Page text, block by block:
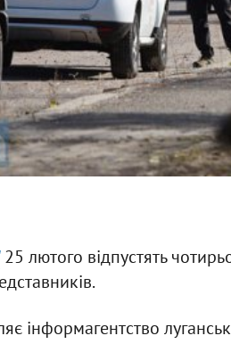
25 лютого відпустять
інформагентство